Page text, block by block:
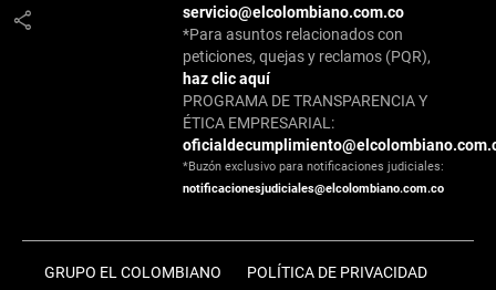
share
servicio@elcolombiano.com.co
*Para asuntos relacionados con
peticiones, quejas y reclamos (PQR),
haz clic aquí
PROGRAMA DE TRANSPARENCIA Y
ÉTICA EMPRESARIAL:
*Buzón exclusivo para notificaciones judiciales:
notificacionesjudiciales@elcolombiano.com.co
GRUPO EL COLOMBIANO POLÍTICA DE PRIVACIDAD